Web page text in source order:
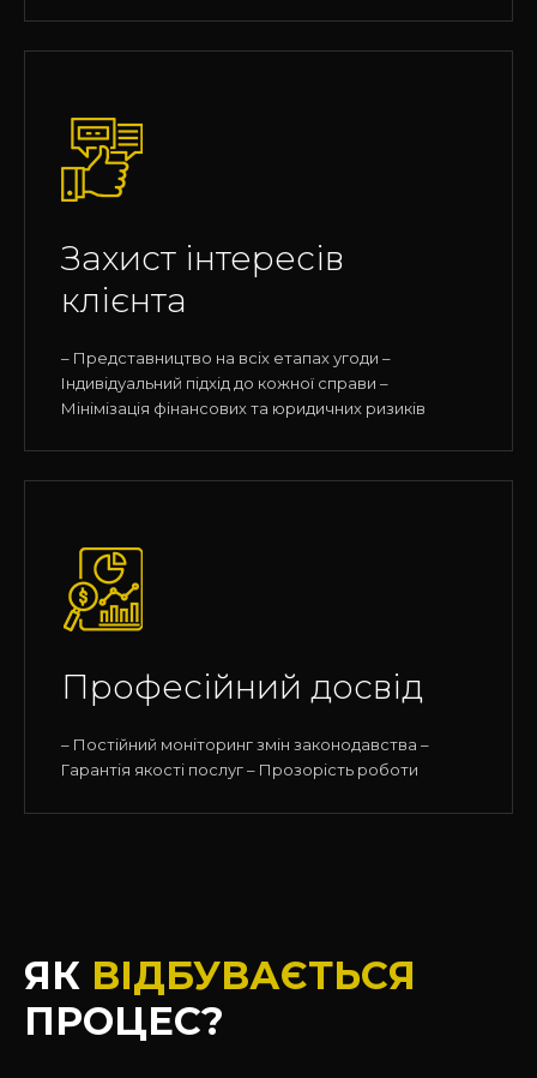
Захист інтересів
клієнта
– Представництво на всіх етапах угоди –
Індивідуальний підхід до кожної справи –
Мінімізація фінансових та юридичних ризиків
Професійний досвід
– Постійний моніторинг змін законодавства –
Гарантія якості послуг – Прозорість роботи
ЯК ВІДБУВАЄТЬСЯ
ПРОЦЕС?